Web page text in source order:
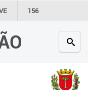
156
SECRETARIAS